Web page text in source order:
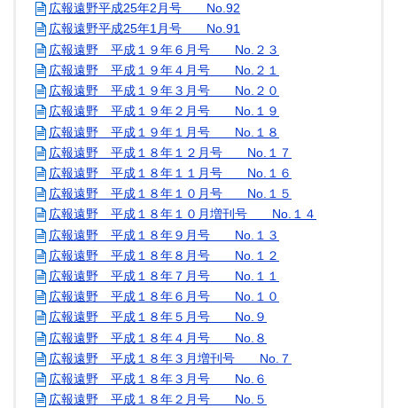
広報遠野平成25年2月号 No.92
広報遠野平成25年1月号 No.91
広報遠野 平成１９年６月号 No.２３
広報遠野 平成１９年４月号 No.２１
広報遠野 平成１９年３月号 No.２０
広報遠野 平成１９年２月号 No.１９
広報遠野 平成１９年１月号 No.１８
広報遠野 平成１８年１２月号 No.１７
広報遠野 平成１８年１１月号 No.１６
広報遠野 平成１８年１０月号 No.１５
広報遠野 平成１８年１０月増刊号 No.１４
広報遠野 平成１８年９月号 No.１３
広報遠野 平成１８年８月号 No.１２
広報遠野 平成１８年７月号 No.１１
広報遠野 平成１８年６月号 No.１０
広報遠野 平成１８年５月号 No.９
広報遠野 平成１８年４月号 No.８
広報遠野 平成１８年３月増刊号 No.７
広報遠野 平成１８年３月号 No.６
広報遠野 平成１８年２月号 No.５